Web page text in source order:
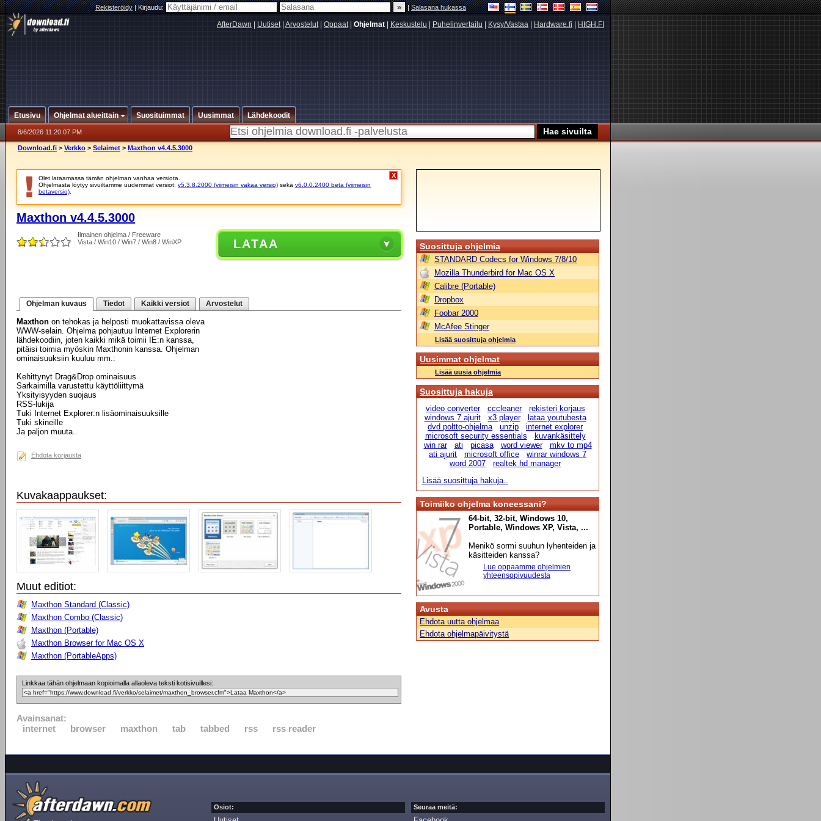
Rekisteröidy|Kirjaudu: |Salasana hukassa
AfterDawn Uutiset| Arvostelut| Oppaat| Ohjelmat Keskustelu Puhelinvertailu Kysy/Vastaa Hardware.fi HIGH.FI
Etusivu Ohjelmat alueittain Suosituimmat Uusimmat Lähdekoodit
8/6/2026 11:20:07 PM
Download.fi > Verkko > Selaimet > Maxthon v4.4.5.3000
Olet lataamassa tämän ohjelman vanhaa versiota.
Ohjelmasta löytyy sivuiltamme uudemmat versiot: v5.3.8.2000 (viimeisin vakaa versio) sekä v6.0.0.2400 beta (viimeisin
betaversio)
X
Maxthon v4.4.5.3000
Ilmainen ohjelma / Freeware
Vista / Win10 / Win7 / Win8 / WinXP
LATAA
Ohjelman kuvaus Tiedot Kaikki versiot Arvostelut
Maxthon on tehokas ja helposti muokattavissa oleva
WWW-selain. Ohjelma pohjautuu Internet Explorerin
lähdekoodiin, joten kaikki mikä toimii IE:n kanssa,
pitäisi toimia myöskin Maxthonin kanssa. Ohjelman
ominaisuuksiin kuuluu mm.:
Kehittynyt Drag&Drop ominaisuus
Sarkaimilla varustettu käyttöliittymä
Yksityisyyden suojaus
RSS-lukija
Tuki Internet Explorer:n lisäominaisuuksille
Tuki skineille
Ja paljon muuta..
Ehdota korjausta
Kuvakaappaukset:
Muut editiot:
Maxthon Standard (Classic)
Maxthon Combo (Classic)
Maxthon (Portable)
Maxthon Browser for Mac OS X
Maxthon (PortableApps)
Linkkaa tähän ohjelmaan kopioimalla allaoleva teksti kotisivuillesi:
Avainsanat:
internet
browser maxthon tab tabbed rss rss reader
Suosittuja ohjelmia
STANDARD Codecs for Windows 7/8/10
Mozilla Thunderbird for Mac OS X
Calibre (Portable)
Dropbox
Foobar 2000
McAfee Stinger
Lisää suosittuja ohjelmia
Uusimmat ohjelmat
Lisää uusia ohjelmia
Suosittuja hakuja
video converter cccleaner
rekisteri korjaus
windows 7 ajurit
x3 player
lataa youtubesta
dvd poltto-ohjelma
unzip
internet explorer
microsoft security essentials
kuvankäsittely
win rar
ati picasa word viewer
mkv to mp4
ati ajurit
microsoft office
winrar windows 7
word 2007
realtek hd manager
Lisää suosittuja hakuja..
Toimiiko ohjelma koneessani?
64-bit, 32-bit, Windows 10,
Portable, Windows XP, Vista, ...
Menikö sormi suuhun lyhenteiden ja
käsitteiden kanssa?
Lue oppaamme ohjelmien
yhteensopivuudesta
Avusta
Ehdota uutta ohjelmaa
Ehdota ohjelmapäivitystä
Osiot: Seuraa meitä: